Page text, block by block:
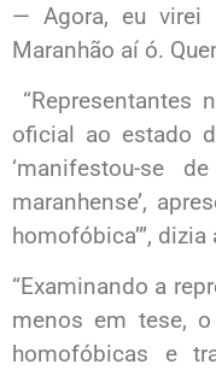
— Agora, eu virei
Maranhão aí ó.
oficial ao estado
‘manifestou-se
maranhense’,
homofóbica’”,
“Examinando a
menos em tese,
homofóbicas e